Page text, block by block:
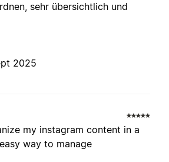
sehr übersichtlich und
2025
my instagram content in a
way to manage